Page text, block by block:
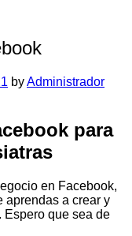
byAdministrador
para
en Facebook,
aprendas a crear y
Espero que sea de